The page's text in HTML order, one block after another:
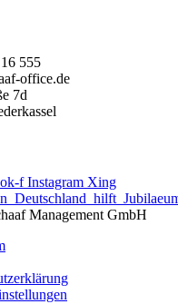
555
office.de
7d
f Instagram Xing
Management GmbH